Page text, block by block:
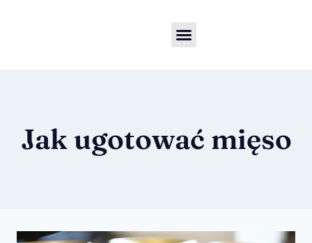
Jak ugotować mięso